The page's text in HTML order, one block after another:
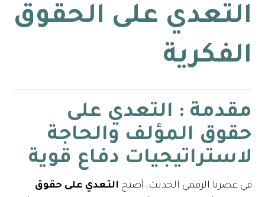
التعدي على الحقوق
الفكرية
مقدمة : التعدي على
حقوق المؤلف والحاجة
لاستراتيجيات دفاع قوية
في عصرنا الرقمي الحديث، أصبح التعدي على حقوق